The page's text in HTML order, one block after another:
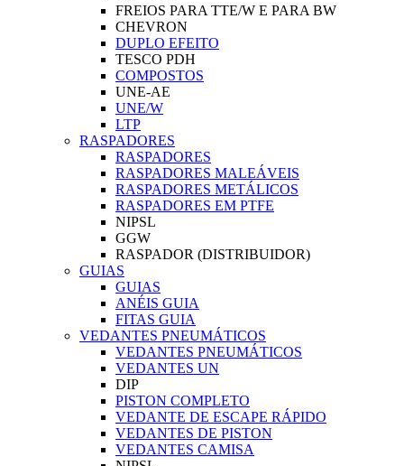
FREIOS PARA TTE/W E PARA BW
CHEVRON
DUPLO EFEITO
TESCO PDH
COMPOSTOS
UNE-AE
UNE/W
LTP
RASPADORES
RASPADORES
RASPADORES MALEÁVEIS
RASPADORES METÁLICOS
RASPADORES EM PTFE
NIPSL
GGW
RASPADOR (DISTRIBUIDOR)
GUIAS
GUIAS
ANÉIS GUIA
FITAS GUIA
VEDANTES PNEUMÁTICOS
VEDANTES PNEUMÁTICOS
VEDANTES UN
DIP
PISTON COMPLETO
VEDANTE DE ESCAPE RÁPIDO
VEDANTES DE PISTON
VEDANTES CAMISA